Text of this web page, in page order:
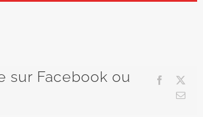
sur Facebook ou
Facebook
Email